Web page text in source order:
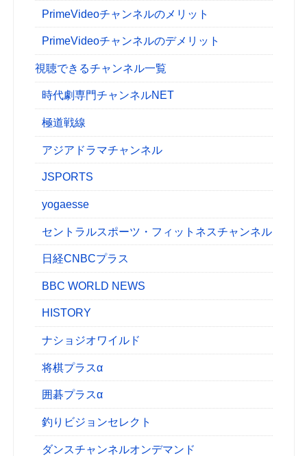
PrimeVideoチャンネルのメリット
PrimeVideoチャンネルのデメリット
視聴できるチャンネル一覧
時代劇専門チャンネルNET
極道戦線
アジアドラマチャンネル
JSPORTS
yogaesse
セントラルスポーツ・フィットネスチャンネル
日経CNBCプラス
BBC WORLD NEWS
HISTORY
ナショジオワイルド
将棋プラスα
囲碁プラスα
釣りビジョンセレクト
ダンスチャンネルオンデマンド